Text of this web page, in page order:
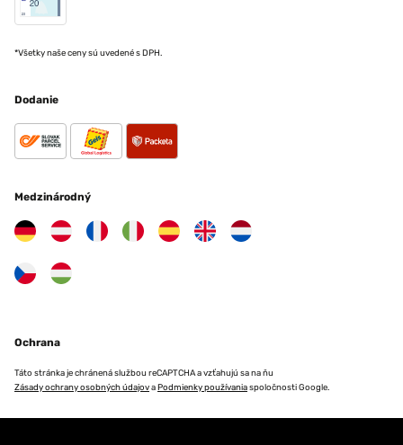
*Všetky naše ceny sú uvedené s DPH.
Dodanie
Medzinárodný
Ochrana
Táto stránka je chránená službou reCAPTCHA a vzťahujú sa na ňu
Zásady ochrany osobných údajovaPodmienky používaniaspoločnosti Google.